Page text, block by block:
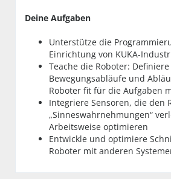
Deine Aufgaben
Unterstütze die
Einrichtung von KUKA-
Teache die Roboter:
Bewegungsabläufe und
Roboter fit für die Aufgaben
Integriere Sensoren, die den
„Sinneswahrnehmungen“
Arbeitsweise optimieren
Entwickle und optimiere
Roboter mit anderen